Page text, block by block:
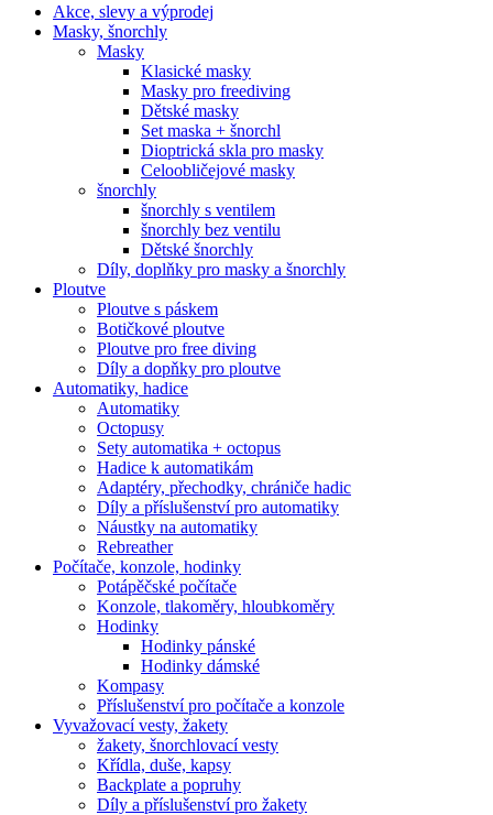
Akce, slevy a výprodej
Masky, šnorchly
Masky
Klasické masky
Masky pro freediving
Dětské masky
Set maska + šnorchl
Dioptrická skla pro masky
Celoobličejové masky
šnorchly
šnorchly s ventilem
šnorchly bez ventilu
Dětské šnorchly
Díly, doplňky pro masky a šnorchly
Ploutve
Ploutve s páskem
Botičkové ploutve
Ploutve pro free diving
Díly a dopňky pro ploutve
Automatiky, hadice
Automatiky
Octopusy
Sety automatika + octopus
Hadice k automatikám
Adaptéry, přechodky, chrániče hadic
Díly a příslušenství pro automatiky
Náustky na automatiky
Rebreather
Počítače, konzole, hodinky
Potápěčské počítače
Konzole, tlakoměry, hloubkoměry
Hodinky
Hodinky pánské
Hodinky dámské
Kompasy
Příslušenství pro počítače a konzole
Vyvažovací vesty, žakety
žakety, šnorchlovací vesty
Křídla, duše, kapsy
Backplate a popruhy
Díly a příslušenství pro žakety